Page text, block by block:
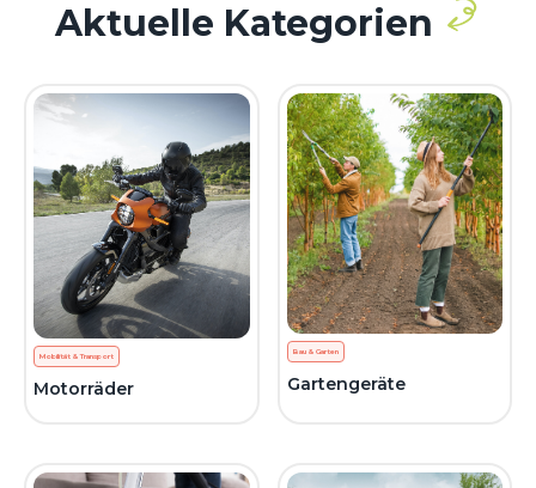
Aktuelle Kategorien
Mobilität & Transport
Motorräder
Bau & Garten
Gartengeräte